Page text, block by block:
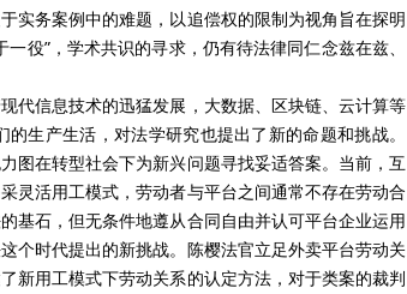
实务案例中的难题，以追偿权的限制为视角旨在探明
役”，学术共识的寻求，仍有待法律同仁念兹在兹、
代信息技术的迅猛发展，大数据、区块链、云计算等
生产生活，对法学研究也提出了新的命题和挑战。
图在转型社会下为新兴问题寻找妥适答案。当前，互
灵活用工模式，劳动者与平台之间通常不存在劳动合
基石，但无条件地遵从合同自由并认可平台企业运用
个时代提出的新挑战。陈樱法官立足外卖平台劳动关
新用工模式下劳动关系的认定方法，对于类案的裁判